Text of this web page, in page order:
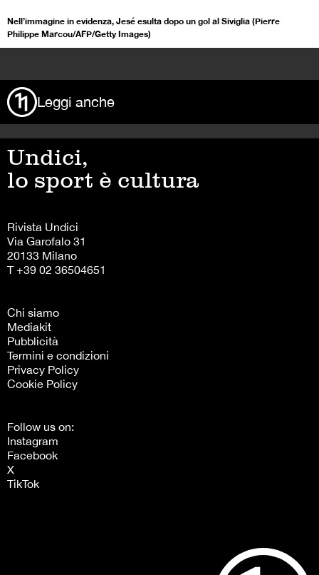
Nell’immagine in evidenza, Jesé esulta dopo un gol al Siviglia (Pierre
Philippe Marcou/AFP/Getty Images)
Leggi anche
Undici,
lo sport è cultura
Rivista Undici
Via Garofalo 31
20133 Milano
T +39 02 36504651
Chi siamo
Mediakit
Pubblicità
Termini e condizioni
Privacy Policy
Cookie Policy
Follow us on:
Instagram
Facebook
X
TikTok